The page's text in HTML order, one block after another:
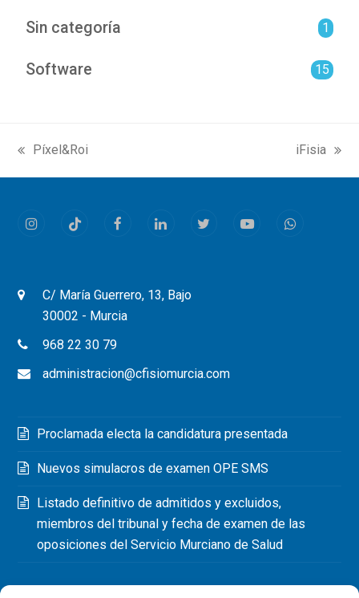
Sin categoría 1
Software 15
previous
post:
Píxel&Roi
next
post:
iFisia
InstagramTiktok FacebookLinkedInTwitterYoutubeWhatsapp
C/ María Guerrero, 13, Bajo
30002 - Murcia
968 22 30 79
administracion@cfisiomurcia.com
Proclamada electa la candidatura presentada
Nuevos simulacros de examen OPE SMS
Listado definitivo de admitidos y excluidos,
miembros del tribunal y fecha de examen de las
oposiciones del Servicio Murciano de Salud